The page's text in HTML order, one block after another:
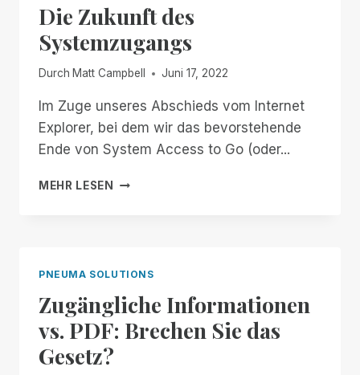
Die Zukunft des
Systemzugangs
Durch Matt Campbell Juni 17, 2022
Im Zuge unseres Abschieds vom Internet
Explorer, bei dem wir das bevorstehende
Ende von System Access to Go (oder...
MEHR LESEN
DIE
PNEUMA SOLUTIONS
Zugängliche Informationen
vs. PDF: Brechen Sie das
Gesetz?